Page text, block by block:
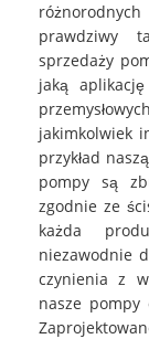
prawdziwy
sprzedaży
jaką
jakimkolwiek
przykład
pompy są
zgodnie ze
każda
niezawodnie
czynienia z
nasze pompy